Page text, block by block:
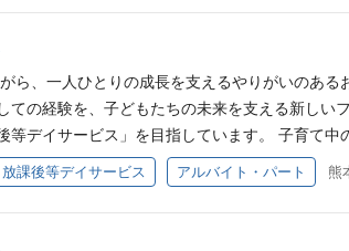
、発達に特性のある子どもたちを対象に、放課
ーション能力の向上、集団活動など、一人ひと
見守りながら、「できること」を増やしていく
療法士の資格を取得済みであること こんな方
学療法士の資格を生かして働きたい方 ・子ども
ムになって支援に取り組みたい方 ・ITの取り組
は 科学・技術・工学・芸術・数学を組み合わ
クのある方も安心！】 児童福祉未経験の方や
支援内容については児童発達支援管理責任者
して働ける環境です。 ＼職場見学・事前相談
かな？」 「久しぶりの仕事復帰で不安…」 「
子どもたちの様子や、職員同士の雰囲気、1日
が活躍しており、定期的にリハビリ職同士の
動支援の考え方 ・発達段階に応じた関わり方
とができます。 専門職同士で学び合いながら支
祉の新しい支援】 サンクスラボでは、「IT×福
玩具・プログラミングソフトなどを活用し、子
いう方もご安心ください！ 各拠点にIT担当ス
は 科学・技術・工学・芸術・数学を組み合わ
クのある方も安心！】 児童福祉未経験の方や
グラムの企画・運営 ・日常生活動作の支援 ・
の送迎 【理学療法士としての専門性を活かせ
活動作の支援 などを行いながら、子どもたち
もたちの自信や可能性を育む支援に携われるこ
ます】 支援方法については、児童発達支援管理
【IT×福祉の新しい支援】 サンクスラボでは、
ら、一人ひとりの成長を支えるやりがいのある
ての経験を、子どもたちの未来を支える新しい
デイサービス」を目指しています。 子育て中
を大切にしており、週2日～（扶養内勤務）OK
や運動面の発達支援に携わっていただきます
や活動プログラムの企画・運営 ・日常生活動
の作成 ・子どもの送迎 【理学療法士としての
放課後等デイサービス アルバイト・パート 熊